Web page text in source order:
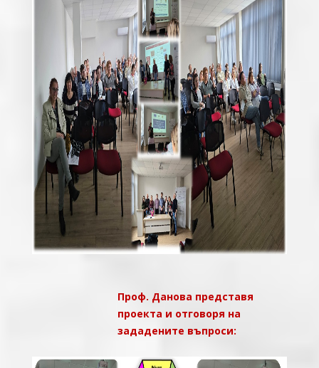
Проф. Данова представя
проекта и отговоря на
зададените въпроси: